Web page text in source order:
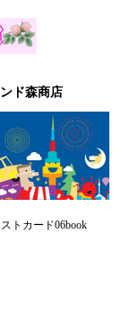
ド森商店
トカード06book